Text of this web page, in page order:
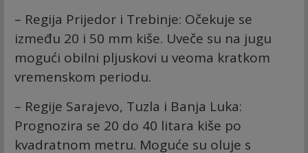
– Regija Prijedor i Trebinje: Očekuje se
između 20 i 50 mm kiše. Uveče su na jugu
mogući obilni pljuskovi u veoma kratkom
vremenskom periodu.
– Regije Sarajevo, Tuzla i Banja Luka:
Prognozira se 20 do 40 litara kiše po
kvadratnom metru. Moguće su oluje s